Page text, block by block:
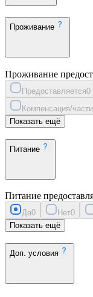
Проживание
Проживание
Предоставляется0
Компенсация/
Показать ещё
Питание
Питание
Да0 Нет0
Показать ещё
Доп. условия